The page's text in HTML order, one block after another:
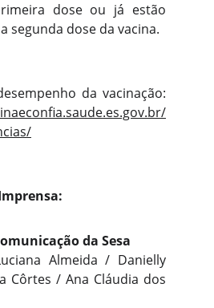
dose ou já estão
segunda dose da vacina.
da vacinação:
da Sesa
Almeida / Danielly
Côrtes / Ana Cláudia dos